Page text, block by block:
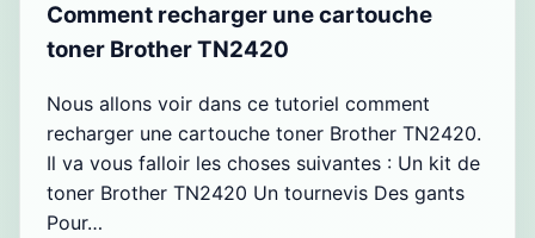
Comment recharger une cartouche
toner Brother TN2420
Nous allons voir dans ce tutoriel comment
recharger une cartouche toner Brother TN2420.
Il va vous falloir les choses suivantes : Un kit de
toner Brother TN2420 Un tournevis Des gants
Pour…